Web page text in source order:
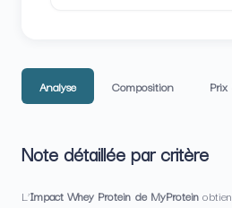
Analyse Composition Prix
Note détaillée par critère
L’Impact Whey Protein de MyProtein